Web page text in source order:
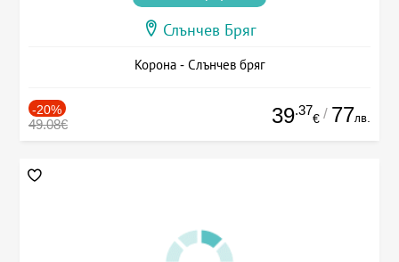
Слънчев Бряг
Корона - Слънчев бряг
-20%
49.08€ 39.37
€ / 77лв.